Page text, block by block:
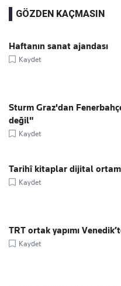
GÖZDEN KAÇMASIN
Haftanın sanat ajandası
Kaydet
Sturm Graz'dan
değil"
Kaydet
Tarihî kitaplar dijital
Kaydet
TRT ortak yapımı
Kaydet